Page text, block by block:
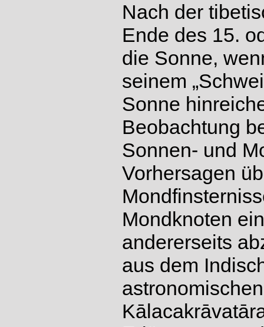
Nach der
Ende des 15.
die Sonne,
seinem
Sonne
Beobachtung
Sonnen- und
Vorhersagen
Mondknoten
andererseits
aus dem